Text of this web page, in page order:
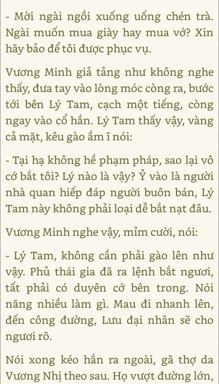
- Mời ngài ngồi xuống uống chén trà.
Ngài muốn mua giày hay mua vớ? Xin
hãy bảo để tôi được phục vụ.
Vương Minh giả tảng như không nghe
thấy, đưa tay vào lòng móc còng ra, bước
tới bên Lý Tam, cạch một tiếng, còng
ngay vào cổ hắn. Lý Tam thấy vậy, vàng
cả mặt, kêu gào ầm ĩ nói:
- Tại hạ không hề phạm pháp, sao lại vô
cớ bắt tôi? Lý nào là vậy? Ỷ vào là người
nhà quan hiếp đáp người buôn bán, Lý
Tam này không phải loại dễ bắt nạt đâu.
Vương Minh nghe vậy, mỉm cười, nói:
- Lý Tam, không cần phải gào lên như
vậy. Phủ thái gia đã ra lệnh bắt ngươi,
tất phải có duyên cớ bên trong. Nói
năng nhiều làm gì. Mau đi nhanh lên,
đến công đường, Lưu đại nhân sẽ cho
ngươi rõ.
Nói xong kéo hắn ra ngoài, gã thợ da
Vương Nhị theo sau. Họ vượt đường lớn,